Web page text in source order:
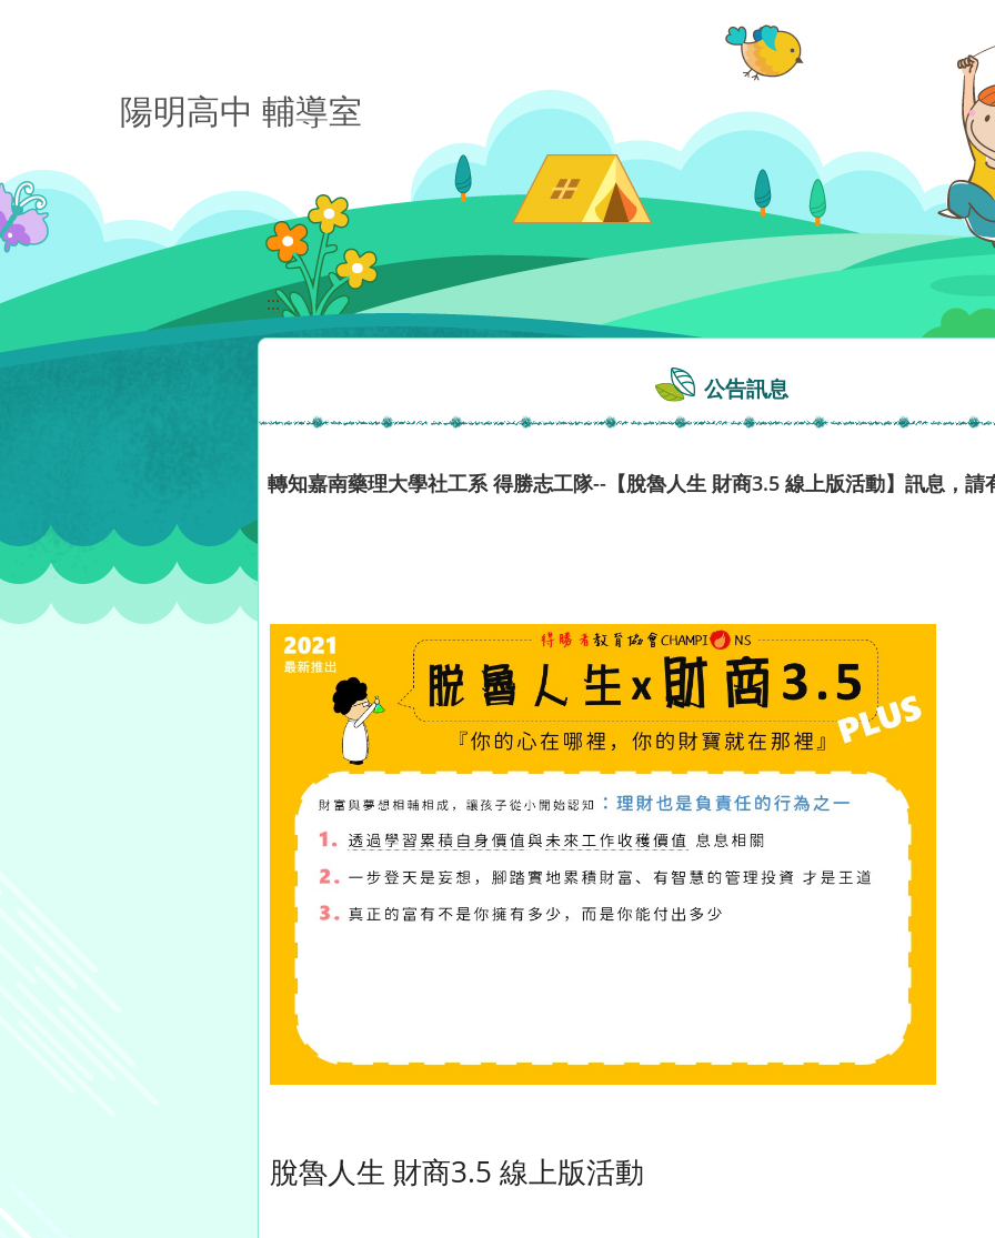
陽明高中 輔導室
:::
公告訊息
轉知嘉南藥理大學社工系 得勝志工隊--【脫魯人生 財商3.5 線上版活動】訊息，請
脫魯人生 財商3.5 線上版活動